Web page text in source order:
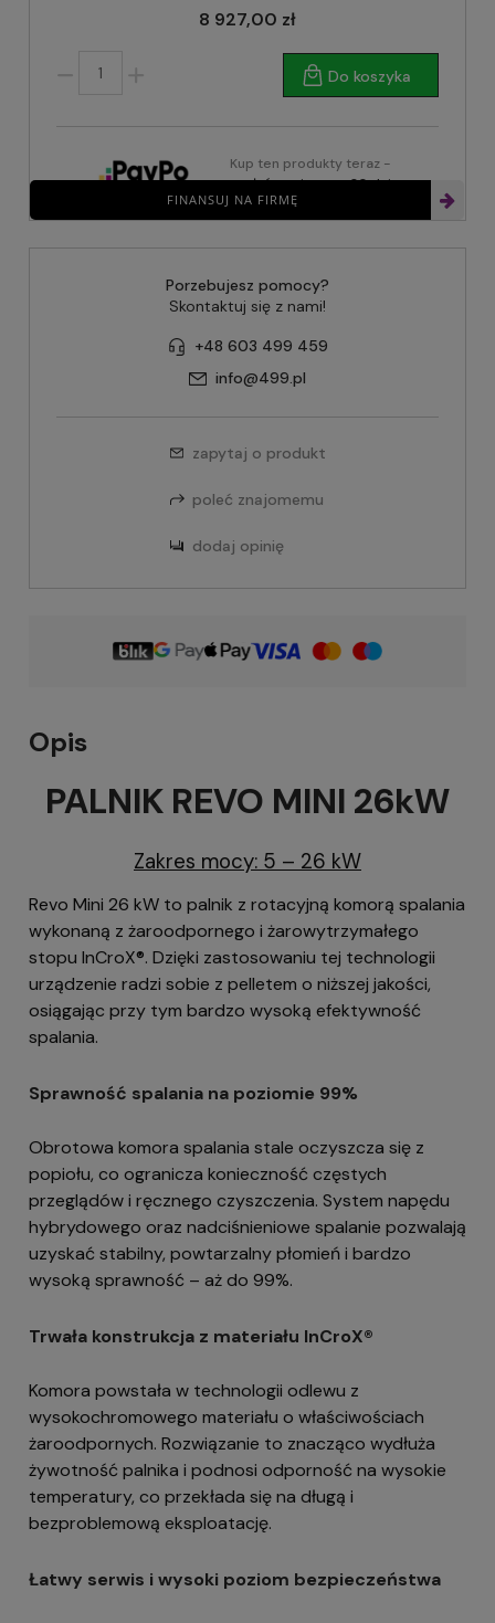
8 927,00 zł
Do koszyka
FINANSUJ NA FIRMĘ
Kup ten produkty teraz -
zapłać za niego za 30 dni
Porzebujesz pomocy?
Skontaktuj się z nami!
+48 603 499 459
info@499.pl
zapytaj o produkt
poleć znajomemu
dodaj opinię
Opis
PALNIK REVO MINI 26kW
Zakres mocy: 5 – 26 kW
Revo Mini 26 kW to palnik z rotacyjną komorą spalania
wykonaną z żaroodpornego i żarowytrzymałego
stopu InCroX®. Dzięki zastosowaniu tej technologii
urządzenie radzi sobie z pelletem o niższej jakości,
osiągając przy tym bardzo wysoką efektywność
spalania.
Sprawność spalania na poziomie 99%
Obrotowa komora spalania stale oczyszcza się z
popiołu, co ogranicza konieczność częstych
przeglądów i ręcznego czyszczenia. System napędu
hybrydowego oraz nadciśnieniowe spalanie pozwalają
uzyskać stabilny, powtarzalny płomień i bardzo
wysoką sprawność – aż do 99%.
Trwała konstrukcja z materiału InCroX®
Komora powstała w technologii odlewu z
wysokochromowego materiału o właściwościach
żaroodpornych. Rozwiązanie to znacząco wydłuża
żywotność palnika i podnosi odporność na wysokie
temperatury, co przekłada się na długą i
bezproblemową eksploatację.
Łatwy serwis i wysoki poziom bezpieczeństwa